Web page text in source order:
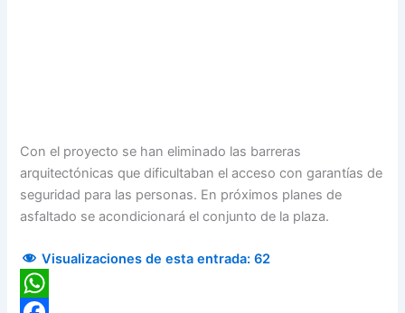
Con el proyecto se han eliminado las barreras
arquitectónicas que dificultaban el acceso con garantías de
seguridad para las personas. En próximos planes de
asfaltado se acondicionará el conjunto de la plaza.
Visualizaciones de esta entrada: 62